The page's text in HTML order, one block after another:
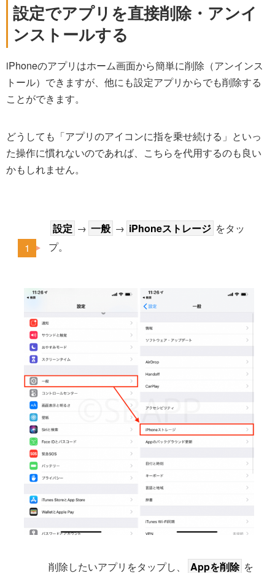
設定でアプリを直接削除・アンイ
ンストールする
iPhoneのアプリはホーム画面から簡単に削除（アンインス
トール）できますが、他にも設定アプリからでも削除する
ことができます。
どうしても「アプリのアイコンに指を乗せ続ける」といっ
た操作に慣れないのであれば、こちらを代用するのも良い
かもしれません。
設定 → 一般 → iPhoneストレージ をタッ
プ。
削除したいアプリをタップし、 Appを削除 を